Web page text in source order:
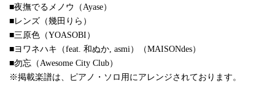
■夜撫でるメノウ（Ayase）
■レンズ（幾田りら）
■三原色（YOASOBI）
■ヨワネハキ（feat. 和ぬか, asmi）（MAISONdes）
■勿忘（Awesome City Club）
※掲載楽譜は、ピアノ・ソロ用にアレンジされております。